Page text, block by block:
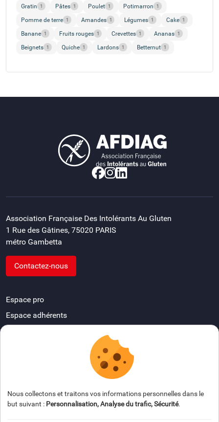
Gratin 1 Pâtes 1 Poulet 1 Potimarron 1
Pomme de terre 1 Amandes 1 Légumes 1 Cake 1
Banane 1 Fruits rouges 1 Crevettes 1 Ananas 1
Beignets 1 Quiche 1 Lardons 1 Betternut 1
Association Française Des Intolérants Au Gluten
1 Rue des Gâtines, 75020 PARIS
métro Gambetta
Contactez-nous
Espace pro
Espace adhérents
FAQ
Nous collectons et traitons vos informations personnelles dans le
but suivant : Personnalisation, Analyse du trafic, Sécurité.